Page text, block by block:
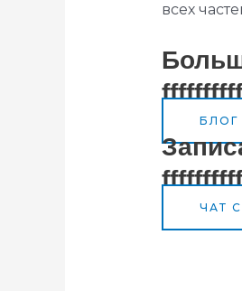
всех
БЛОГ
ЧАТ